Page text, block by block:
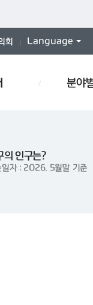
회 Language
분야
의 인구는?
일자 : 2026. 5월말 기준